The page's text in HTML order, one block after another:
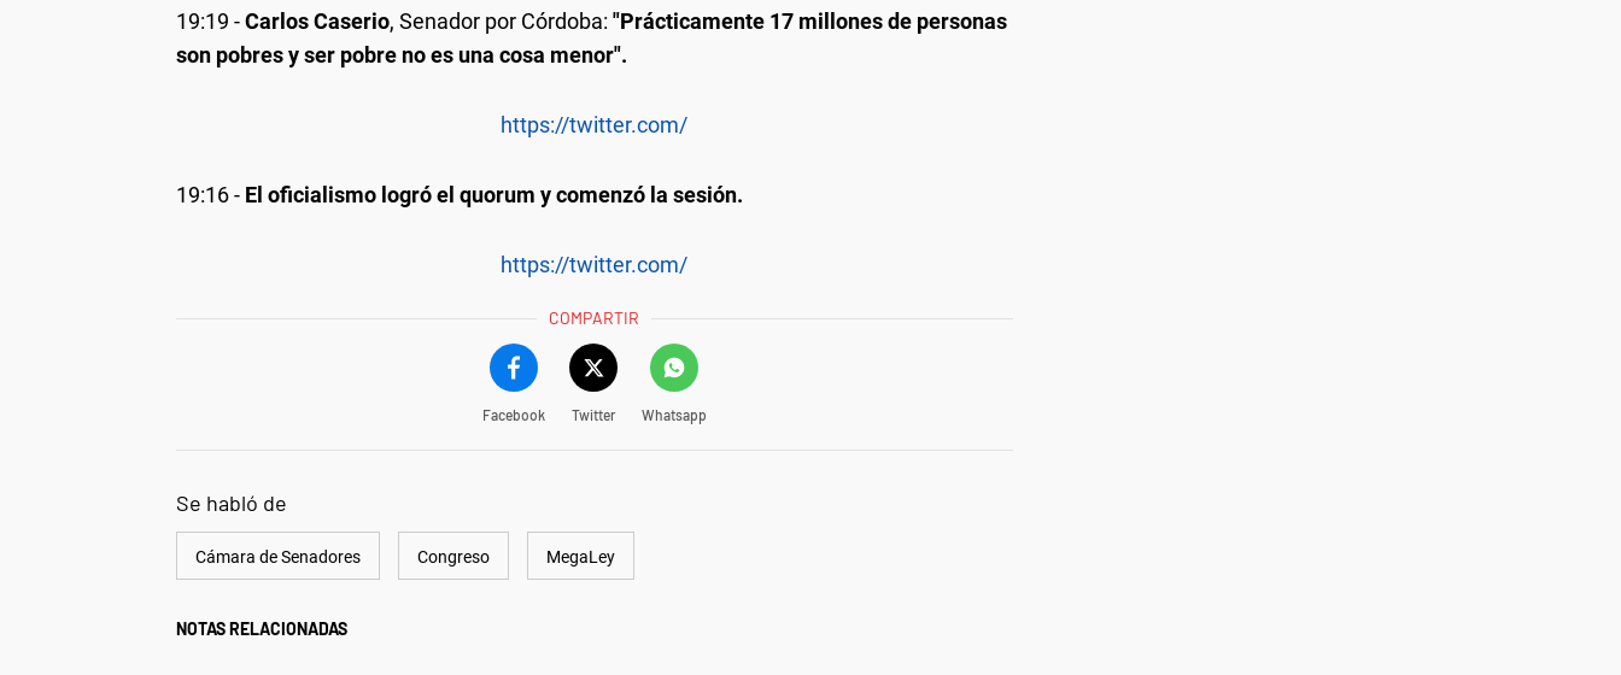
19:19 -Carlos Caserio, Senador por Córdoba: "Prácticamente 17 millones de personas
son pobres y ser pobre no es una cosa menor".
https://twitter.com/
19:16- El oficialismo logró el quorum y comenzó la sesión.
https://twitter.com/
COMPARTIR
Facebook Twitter Whatsapp
Se habló de
Cámara de Senadores Congreso MegaLey
NOTAS RELACIONADAS